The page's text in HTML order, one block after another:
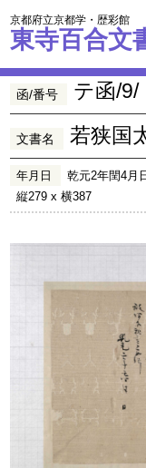
京都府立京都学・歴彩館
東寺百合文
函/番号 テ函/9/
文書名 若狭国
年月日 乾元2年閏4月
縦279 x 横387